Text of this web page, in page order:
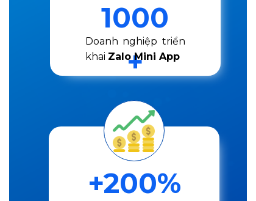
1000
+
Doanh nghiệp triển
khai Zalo Mini App
+200%